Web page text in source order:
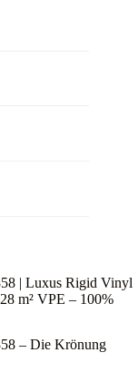
| Luxus Rigid Vinyl
m² VPE – 100%
– Die Krönung